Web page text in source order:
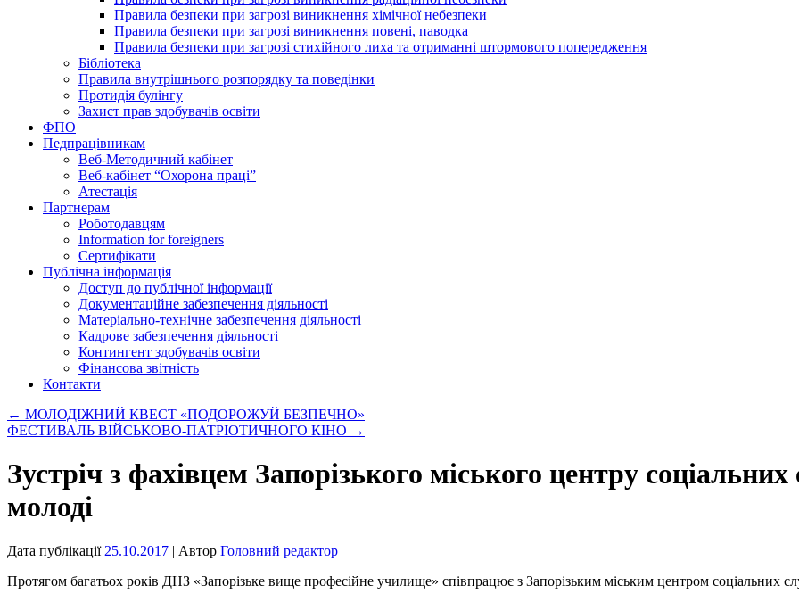
Правила безпеки при загрозі виникнення хімічної небезпеки
Правила безпеки при загрозі виникнення повені, паводка
Правила безпеки при загрозі стихійного лиха та отриманні штормового попередження
Бібліотека
Правила внутрішнього розпорядку та поведінки
Протидія булінгу
Захист прав здобувачів освіти
ФПО
Педпрацівникам
Веб-Методичний кабінет
Веб-кабінет “Охорона праці”
Атестація
Партнерам
Роботодавцям
Information for foreigners
Сертифікати
Публічна інформація
Доступ до публічної інформації
Документаційне забезпечення діяльності
Матеріально-технічне забезпечення діяльності
Кадрове забезпечення діяльності
Контингент здобувачів освіти
Фінансова звітність
Контакти
← МОЛОДІЖНИЙ КВЕСТ «ПОДОРОЖУЙ БЕЗПЕЧНО»
ФЕСТИВАЛЬ ВІЙСЬКОВО-ПАТРІОТИЧНОГО КІНО →
Зустріч з фахівцем Запорізького міського центру соціальних
молоді
Дата публікації 25.10.2017 | Автор Головний редактор
Протягом багатьох років ДНЗ «Запорізьке вище професійне училище» співпрацює з Запорізьким міським центром соціальних